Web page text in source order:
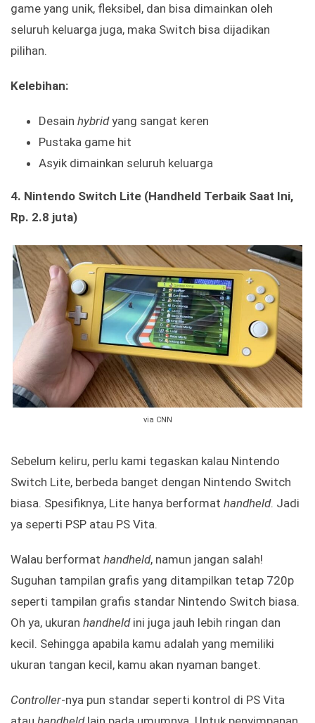
game yang unik, fleksibel, dan bisa dimainkan oleh
seluruh keluarga juga, maka Switch bisa dijadikan
pilihan.
Kelebihan:
Desain hybridyang sangat keren
Pustaka game hit
Asyik dimainkan seluruh keluarga
4. Nintendo Switch Lite (Handheld Terbaik Saat Ini,
Rp. 2.8 juta)
via CNN
Sebelum keliru, perlu kami tegaskan kalau Nintendo
Switch Lite, berbeda banget dengan Nintendo Switch
biasa. Spesifiknya, Lite hanya berformat handheld. Jadi
ya seperti PSP atau PS Vita.
Walau berformat handheld, namun jangan salah!
Suguhan tampilan grafis yang ditampilkan tetap 720p
seperti tampilan grafis standar Nintendo Switch biasa.
Oh ya, ukuran handheld ini juga jauh lebih ringan dan
kecil. Sehingga apabila kamu adalah yang memiliki
ukuran tangan kecil, kamu akan nyaman banget.
Controller-nya pun standar seperti kontrol di PS Vita